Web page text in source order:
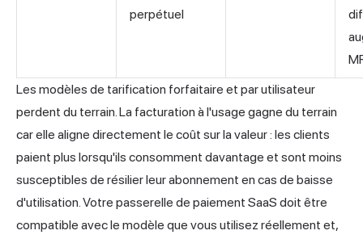
perpétuel
Les modèles de tarification forfaitaire et par utilisateur
perdent du terrain. La facturation à l'usage gagne du terrain
car elle aligne directement le coût sur la valeur : les clients
paient plus lorsqu'ils consomment davantage et sont moins
susceptibles de résilier leur abonnement en cas de baisse
d'utilisation. Votre passerelle de paiement SaaS doit être
compatible avec le modèle que vous utilisez réellement et,